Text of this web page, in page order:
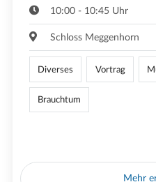
10:00 - 10:45 Uhr
Schloss Meggenhorn
Diverses Vortrag
Brauchtum
Mehr